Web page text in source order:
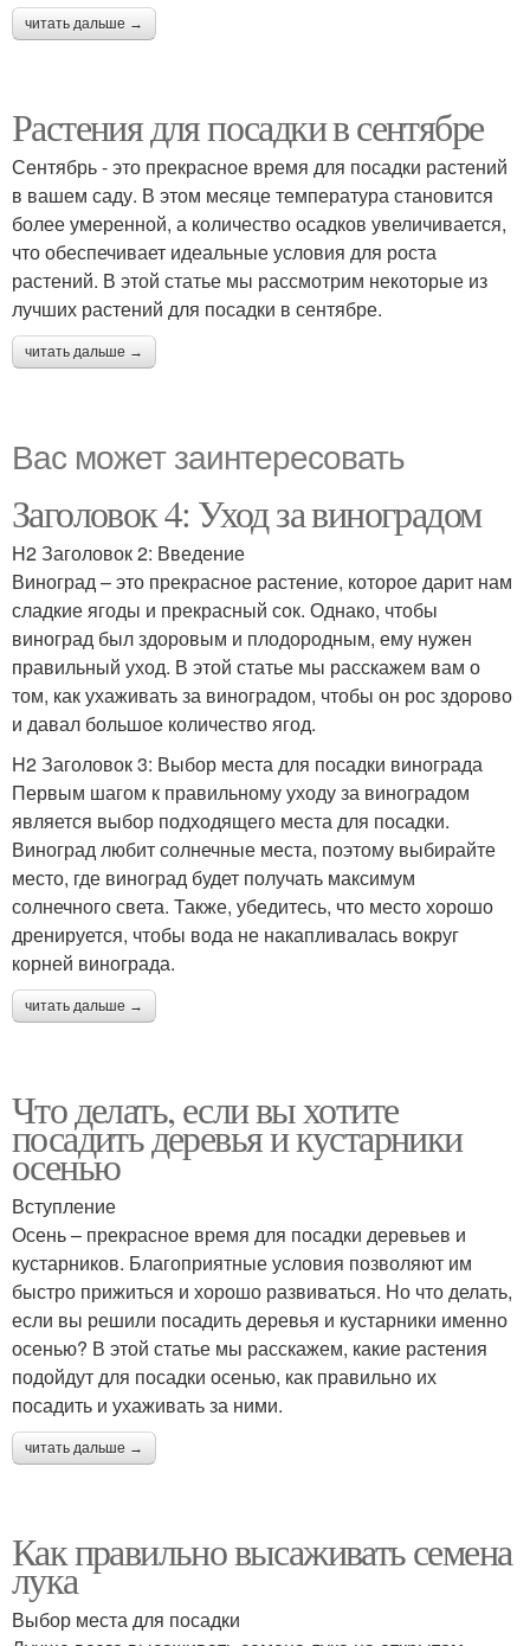
читать дальше →
Растения для посадки в сентябре
Сентябрь - это прекрасное время для посадки растений
в вашем саду. В этом месяце температура становится
более умеренной, а количество осадков увеличивается,
что обеспечивает идеальные условия для роста
растений. В этой статье мы рассмотрим некоторые из
лучших растений для посадки в сентябре.
читать дальше →
Вас может заинтересовать
Заголовок 4: Уход за виноградом
H2 Заголовок 2: Введение
Виноград – это прекрасное растение, которое дарит нам
сладкие ягоды и прекрасный сок. Однако, чтобы
виноград был здоровым и плодородным, ему нужен
правильный уход. В этой статье мы расскажем вам о
том, как ухаживать за виноградом, чтобы он рос здорово
и давал большое количество ягод.
H2 Заголовок 3: Выбор места для посадки винограда
Первым шагом к правильному уходу за виноградом
является выбор подходящего места для посадки.
Виноград любит солнечные места, поэтому выбирайте
место, где виноград будет получать максимум
солнечного света. Также, убедитесь, что место хорошо
дренируется, чтобы вода не накапливалась вокруг
корней винограда.
читать дальше →
Что делать, если вы хотите
посадить деревья и кустарники
осенью
Вступление
Осень – прекрасное время для посадки деревьев и
кустарников. Благоприятные условия позволяют им
быстро прижиться и хорошо развиваться. Но что делать,
если вы решили посадить деревья и кустарники именно
осенью? В этой статье мы расскажем, какие растения
подойдут для посадки осенью, как правильно их
посадить и ухаживать за ними.
читать дальше →
Как правильно высаживать семена
лука
Выбор места для посадки